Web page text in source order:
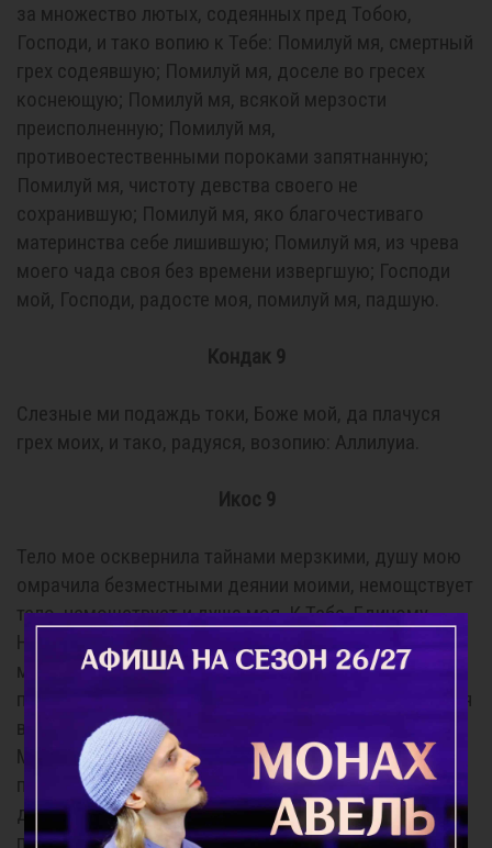
за множество лютых, содеянных пред Тобою,
Господи, и тако вопию к Тебе: Помилуй мя, смертный
грех содеявшую; Помилуй мя, доселе во гресех
коснеющую; Помилуй мя, всякой мерзости
преисполненную; Помилуй мя,
противоестественными пороками запятнанную;
Помилуй мя, чистоту девства своего не
сохранившую; Помилуй мя, яко благочестиваго
материнства себе лишившую; Помилуй мя, из чрева
моего чада своя без времени извергшую; Господи
мой, Господи, радосте моя, помилуй мя, падшую.
Кондак 9
Слезные ми подаждь токи, Боже мой, да плачуся
грех моих, и тако, радуяся, возопию: Аллилуиа.
Икос 9
Тело мое осквернила тайнами мерзкими, душу мою
омрачила безместными деянии моими, немощствует
тело, немощствует и душа моя. К Тебе, Единому
Непамятозлобному, Милосердному Судии и Богу
моему, припадая, молюся: Помилуй мя, убийцу, яко
память о судьбе изверженных чад моих приводит мя
в трепет и ужас, и неизглаголанное удивление: како
Милосердне Господи и Судия Праведнейший, тер-
пиши и благотвориши мя, адскую пресельницу, даже
до сего дне и часа, всячески ожидая моего
покаяния; Помилуй мя, неоднократно обещавшую